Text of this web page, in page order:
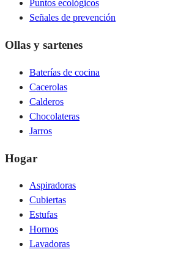
Puntos ecológicos
Señales de prevención
Ollas y sartenes
Baterías de cocina
Cacerolas
Calderos
Chocolateras
Jarros
Hogar
Aspiradoras
Cubiertas
Estufas
Hornos
Lavadoras